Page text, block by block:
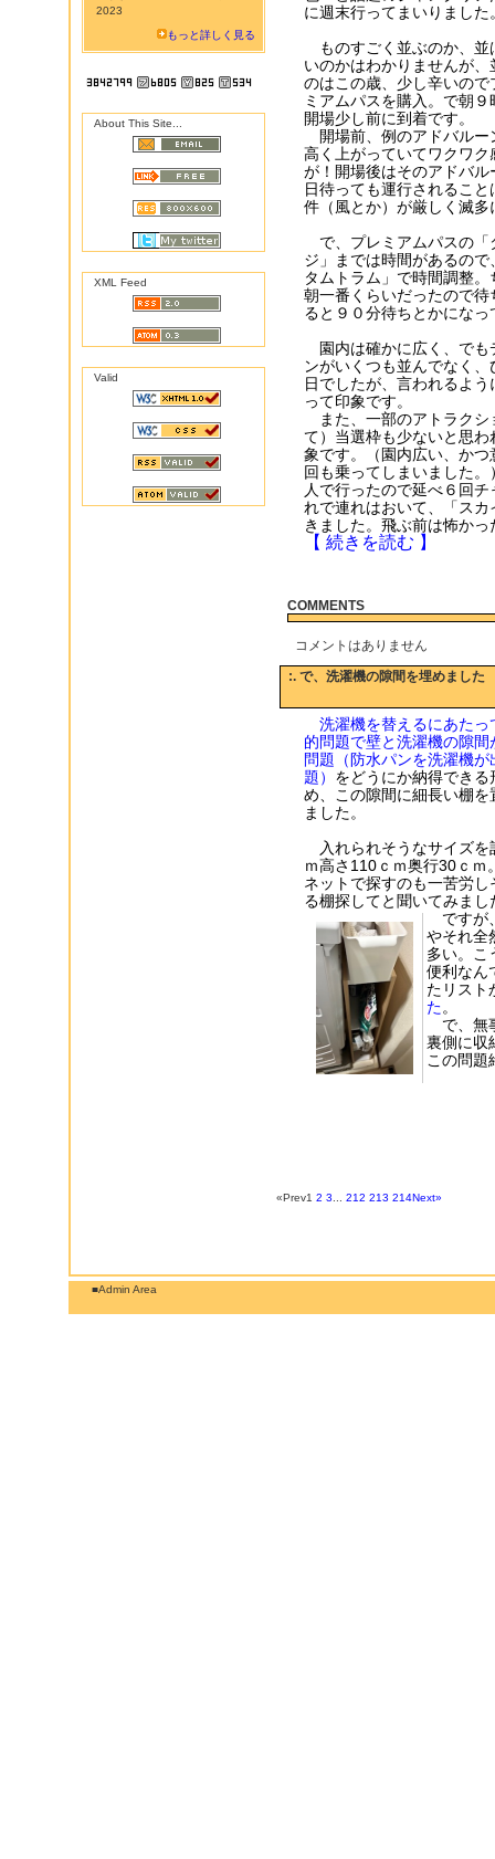
2023
もっと詳しく見る
About This Site...
XML Feed
Valid
に週末行ってまいりました
ものすごく並ぶのか、並
いのかはわかりませんが、
のはこの歳、少し辛いので
ミアムパスを購入。で朝９
開場少し前に到着です。
開場前、例のアドバルー
高く上がっていてワクワク
が！開場後はそのアドバ
日待っても運行されるこ
件（風とか）が厳しく滅
で、プレミアムパスの「
ジ」までは時間があるの
タムトラム」で時間調整
朝一番くらいだったので
ると９０分待ちとかになっ
園内は確かに広く、でも
ンがいくつも並んでなく
日でしたが、言われるよ
って印象です。
また、一部のアトラクシ
て）当選枠も少ないと思
象です。（園内広い、か
回も乗ってしまいました
人で行ったので延べ６回
れで連れはおいて、「ス
きました。飛ぶ前は怖か
【 続きを読む 】
COMMENTS
コメントはありません
:. で、洗濯機の隙間を埋めました
洗濯機を替えるにあたっ
的問題で壁と洗濯機の隙間
問題（防水パンを洗濯機が
題） をどうにか納得できる
め、この隙間に細長い棚を
ました。
入れられそうなサイズを
ｍ高さ110ｃｍ奥行30ｃｍ
ネットで探すのも一苦労
る棚探してと聞いてみまし
ですが
やそれ全
多い。こ
便利なん
たリスト
た。
で、無
裏側に収
この問題
«Prev1 2 3 212 213 214Next»
■Admin Area